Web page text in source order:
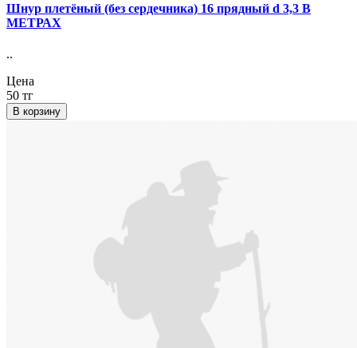
Шнур плетёный (без сердечника) 16 прядный d 3,3 В
МЕТРАХ
..
Цена
50 тг
В корзину